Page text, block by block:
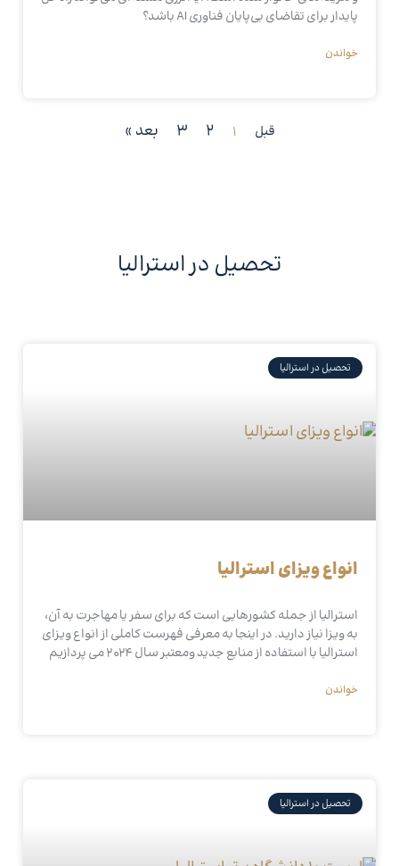
پایدار برای تقاضای بی‌پایان فناوری AI باشد؟
خواندن
قبل 1
2
3 بعد »
تحصیل در استرالیا
تحصیل در استرالیا
انواع ویزای استرالیا
استرالیا از جمله کشورهایی است که برای سفر یا مهاجرت به آن،
به ویزا نیاز دارید. در اینجا به معرفی فهرست کاملی از انواع ویزای
استرالیا با استفاده از منابع جدید ومعتبر سال 2024 می پردازیم
خواندن
تحصیل در استرالیا